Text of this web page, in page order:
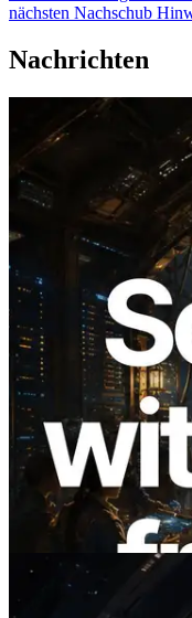
nächsten Nachschub
Nachrichten
2026.08.05
ERPC
um Ping-
Regionen —
ebenfalls
Lesen Sie diesen Artikel